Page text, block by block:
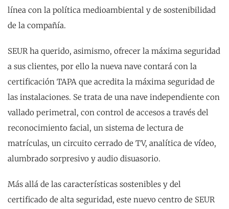
línea con la política medioambiental y de sostenibilidad
de la compañía.
SEUR ha querido, asimismo, ofrecer la máxima seguridad
a sus clientes, por ello la nueva nave contará con la
certificación TAPA que acredita la máxima seguridad de
las instalaciones. Se trata de una nave independiente con
vallado perimetral, con control de accesos a través del
reconocimiento facial, un sistema de lectura de
matrículas, un circuito cerrado de TV, analítica de vídeo,
alumbrado sorpresivo y audio disuasorio.
Más allá de las características sostenibles y del
certificado de alta seguridad, este nuevo centro de SEUR